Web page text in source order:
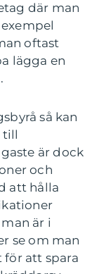
där man
oftast
lägga en
så kan
till
är dock
och
att hålla
är i
se om man
för att spara